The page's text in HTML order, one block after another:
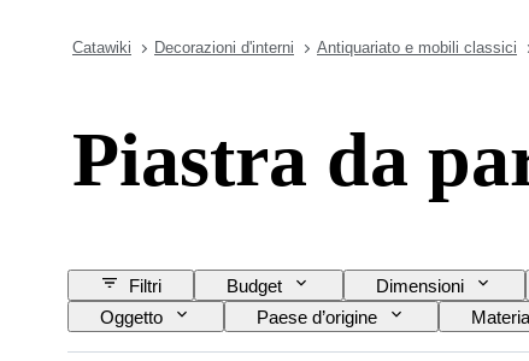
Catawiki Decorazioni d'interni Antiquariato e mobili classici
Piastra da
Filtri Budget Dimensioni
Oggetto
Paese d’origine
Creatore